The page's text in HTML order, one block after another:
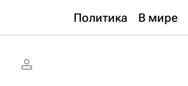
Политика В мире